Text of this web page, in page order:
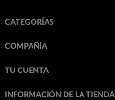
CATEGORÍAS
COMPAÑÍA
TU CUENTA
INFORMACIÓN DE LA TIENDA